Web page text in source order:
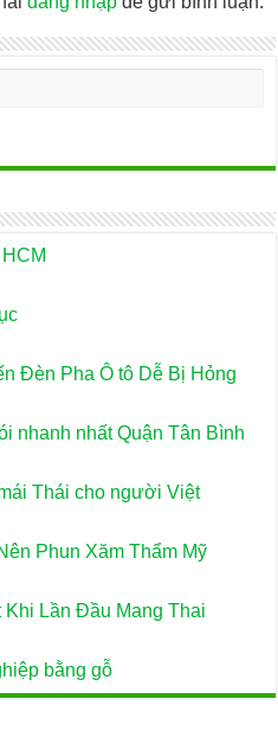
Đèn Pha Ô tô Dễ Bị Hỏng
nhanh nhất Quận Tân Bình
Thái cho người Việt
Phun Xăm Thẩm Mỹ
Lần Đầu Mang Thai
bằng gỗ